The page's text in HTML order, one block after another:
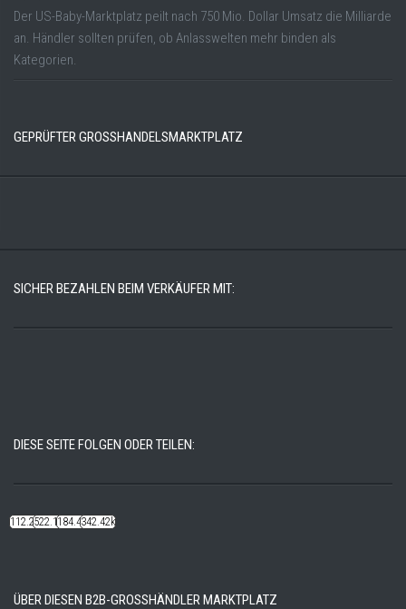
Der US-Baby-Marktplatz peilt nach 750 Mio. Dollar Umsatz die Milliarde
an. Händler sollten prüfen, ob Anlasswelten mehr binden als
Kategorien.
GEPRÜFTER GROSSHANDELSMARKTPLATZ
SICHER BEZAHLEN BEIM VERKÄUFER MIT:
DIESE SEITE FOLGEN ODER TEILEN:
112.22k522.14k184.48k342.42k
ÜBER DIESEN B2B-GROSSHÄNDLER MARKTPLATZ